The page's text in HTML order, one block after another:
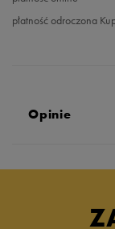
płatność odroczona
Opinie